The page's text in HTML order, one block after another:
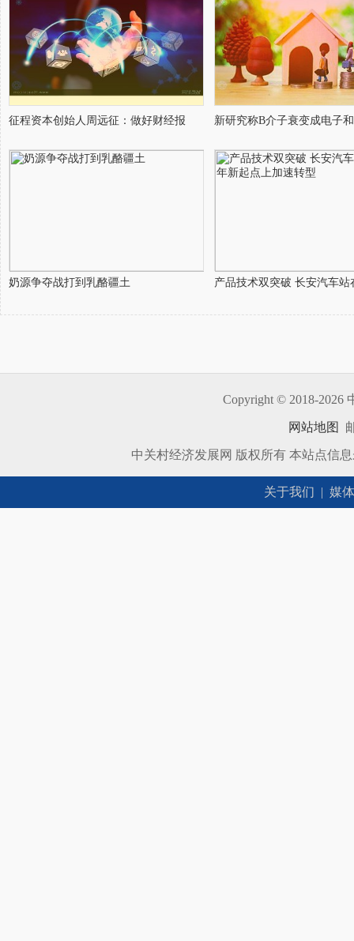
征程资本创始人周远征：做好财经报 新研究称B介子衰变成电子
奶源争夺战打到乳酪疆土 产品技术双突破 长安汽车站
Copyright © 2018-2026
网站地图
中关村经济发展网 版权所有 本站点信
关于我们 | 媒